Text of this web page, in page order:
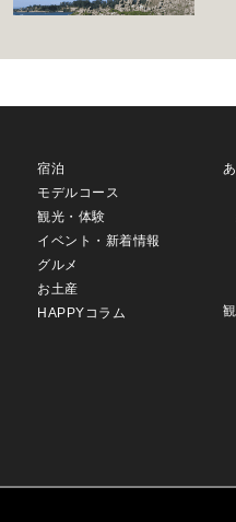
宿泊
モデルコース
観光・体験
イベント・新着情報
グルメ
お土産
HAPPYコラム